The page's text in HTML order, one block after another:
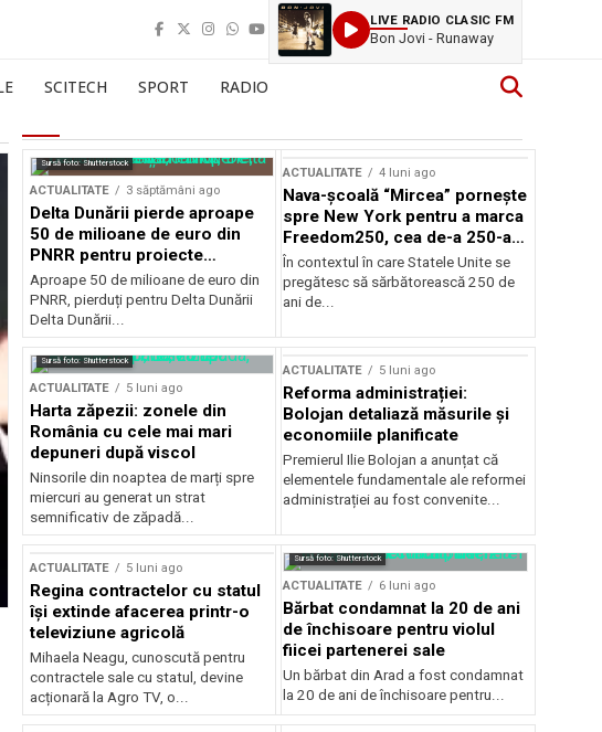
LIVE RADIO CLASIC FM
Bon Jovi - Runaway
SCITECH SPORT RADIO
Sursă foto: Shutterstock
ACTUALITATE 3 săptămâni ago
Delta Dunării pierde aproape
50 de milioane de euro din
PNRR pentru proiecte
esențiale
Aproape 50 de milioane de euro din
PNRR, pierduți pentru Delta Dunării
Delta Dunării...
ACTUALITATE 4 luni ago
Nava-școală “Mircea” pornește
spre New York pentru a marca
Freedom250, cea de-a 250-a
aniversare a Statelor Unite
În contextul în care Statele Unite se
pregătesc să sărbătorească 250 de
ani de...
Sursă foto: Shutterstock
ACTUALITATE 5 luni ago
Harta zăpezii: zonele din
România cu cele mai mari
depuneri după viscol
Ninsorile din noaptea de marți spre
miercuri au generat un strat
semnificativ de zăpadă...
ACTUALITATE 5 luni ago
Reforma administrației:
Bolojan detaliază măsurile și
economiile planificate
Premierul Ilie Bolojan a anunțat că
elementele fundamentale ale reformei
administrației au fost convenite...
ACTUALITATE 5 luni ago
Regina contractelor cu statul
își extinde afacerea printr-o
televiziune agricolă
Mihaela Neagu, cunoscută pentru
contractele sale cu statul, devine
acționară la Agro TV, o...
Sursă foto: Shutterstock
ACTUALITATE 6 luni ago
Bărbat condamnat la 20 de ani
de închisoare pentru violul
fiicei partenerei sale
Un bărbat din Arad a fost condamnat
la 20 de ani de închisoare pentru...